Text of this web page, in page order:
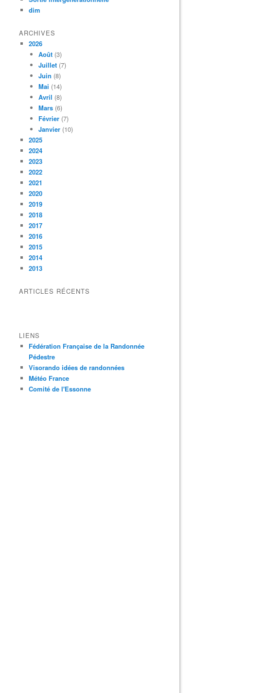
dim
ARCHIVES
2026
Août (3)
Juillet (7)
Juin (8)
Mai (14)
Avril (8)
Mars (6)
Février (7)
Janvier (10)
2025
2024
2023
2022
2021
2020
2019
2018
2017
2016
2015
2014
2013
ARTICLES RÉCENTS
LIENS
Fédération Française de la Randonnée
Pédestre
Visorando idées de randonnées
Météo France
Comité de l'Essonne